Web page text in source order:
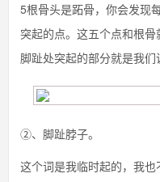
5根骨头是跖骨，你会发现
突起的点。这五个点和根
脚趾处突起的部分就是我们
②、脚趾脖子。
这个词是我临时起的，我